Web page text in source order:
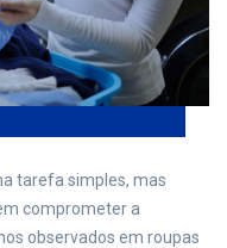
tarefa simples, mas
comprometer a
observados em roupas